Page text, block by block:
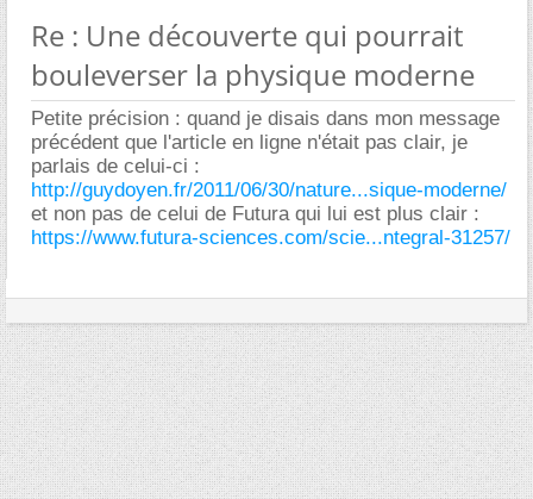
Re : Une découverte qui pourrait
bouleverser la physique moderne
Petite précision : quand je disais dans mon message
précédent que l'article en ligne n'était pas clair, je
parlais de celui-ci :
http://guydoyen.fr/2011/06/30/nature...sique-moderne/
et non pas de celui de Futura qui lui est plus clair :
https://www.futura-sciences.com/scie...ntegral-31257/